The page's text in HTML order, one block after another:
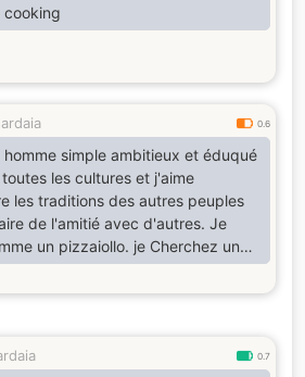
cooking
0.6
homme simple ambitieux et éduqué
les cultures et j'aime
les traditions des autres peuples
de l'amitié avec d'autres. Je
un pizzaiollo. je Cherchez une
familiale
0.7